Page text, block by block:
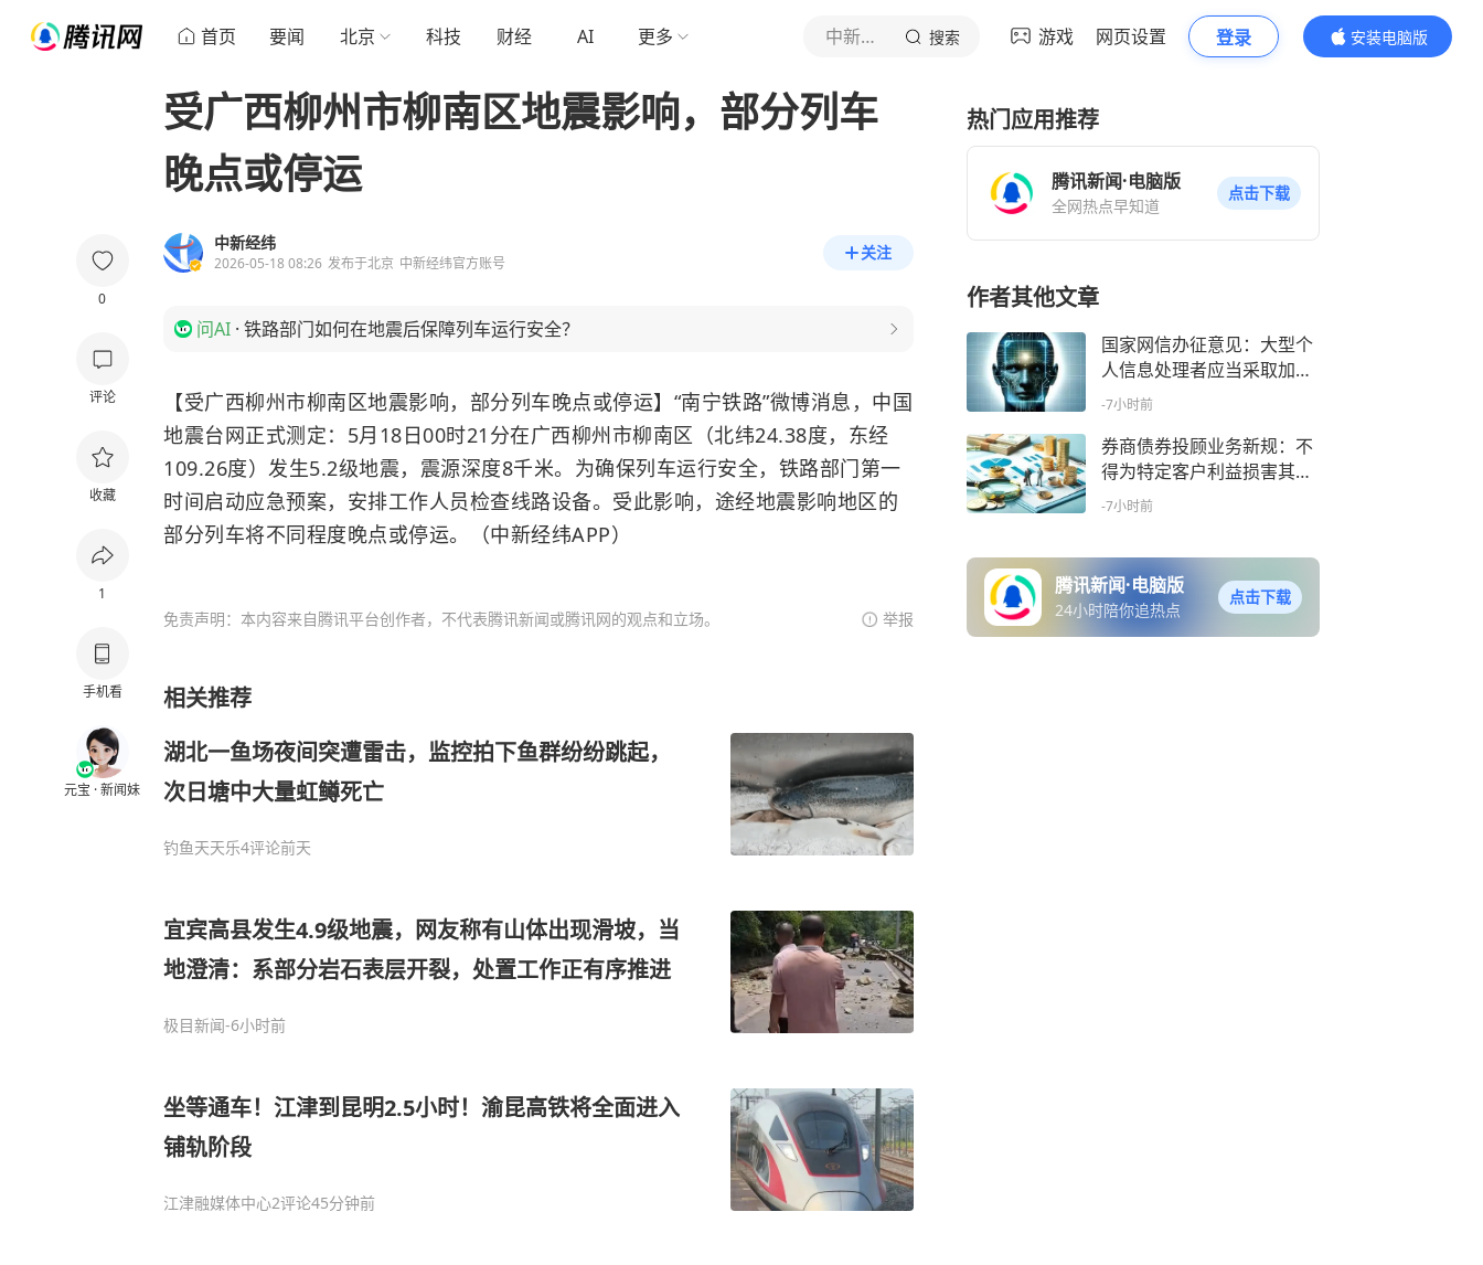
首页 要闻 北京 科技 财经 AI 更多 中新经纬 搜索 游戏 网页设置 登录
安装电脑版
内容更精彩
0
评论
收藏
1
手机看
元宝 · 新闻妹
受广西柳州市柳南区地震影响，部分列车
晚点或停运
中新经纬
2026-05-18 08:26 发布于北京 中新经纬官方账号
关注
问AI · 铁路部门如何在地震后保障列车运行安全？
【受广西柳州市柳南区地震影响，部分列车晚点或停运】“南宁铁路”微博消息，中国
地震台网正式测定：5月18日00时21分在广西柳州市柳南区（北纬24.38度，东经
109.26度）发生5.2级地震，震源深度8千米。为确保列车运行安全，铁路部门第一
时间启动应急预案，安排工作人员检查线路设备。受此影响，途经地震影响地区的
部分列车将不同程度晚点或停运。（中新经纬APP）
免责声明：本内容来自腾讯平台创作者，不代表腾讯新闻或腾讯网的观点和立场。 举报
相关推荐
湖北一鱼场夜间突遭雷击，监控拍下鱼群纷纷跳起，
次日塘中大量虹鳟死亡
钓鱼天天乐4评论前天
宜宾高县发生4.9级地震，网友称有山体出现滑坡，当
地澄清：系部分岩石表层开裂，处置工作正有序推进
极目新闻-6小时前
坐等通车！江津到昆明2.5小时！渝昆高铁将全面进入
铺轨阶段
江津融媒体中心2评论45分钟前
热门应用推荐
腾讯新闻·电脑版
全网热点早知道
点击下载
作者其他文章
国家网信办征意见：大型个
人信息处理者应当采取加密
等措施保障所处理个人信息
-7小时前
券商债券投顾业务新规：不
得为特定客户利益损害其他
客户利益
-7小时前
腾讯新闻·电脑版
24小时陪你追热点
点击下载